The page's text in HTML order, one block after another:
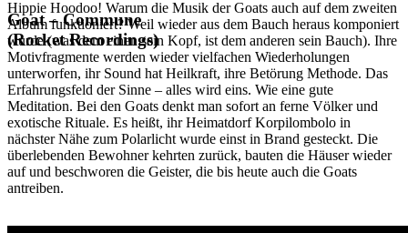
Goat – Commune
(Rocket Recordings)
Hippie Hoodoo! Warum die Musik der Goats auch auf dem zweiten
Album funktioniert? Weil wieder aus dem Bauch heraus komponiert
wurde (was dem einen sein Kopf, ist dem anderen sein Bauch). Ihre
Motivfragmente werden wieder vielfachen Wiederholungen
unterworfen, ihr Sound hat Heilkraft, ihre Betörung Methode. Das
Erfahrungsfeld der Sinne – alles wird eins. Wie eine gute
Meditation. Bei den Goats denkt man sofort an ferne Völker und
exotische Rituale. Es heißt, ihr Heimatdorf Korpilombolo in
nächster Nähe zum Polarlicht wurde einst in Brand gesteckt. Die
überlebenden Bewohner kehrten zurück, bauten die Häuser wieder
auf und beschworen die Geister, die bis heute auch die Goats
antreiben.